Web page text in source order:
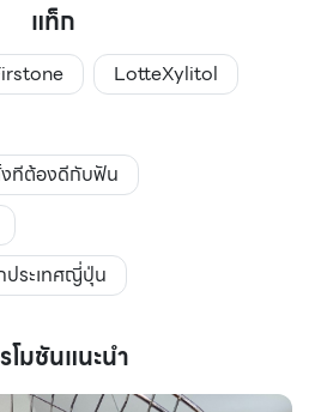
แท็ก
LotteXylitol
ทีต้องดีกับฟัน
ประเทศญี่ปุ่น
โมชันแนะนำ